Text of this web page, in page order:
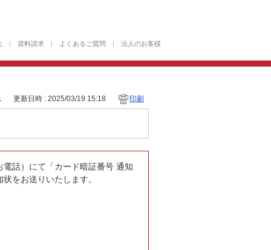
資料請求 よくあるご質問 法人のお客様
更新日時 : 2025/03/19 15:18 印刷
話）にて「カード暗証番号 通知
をお送りいたします。